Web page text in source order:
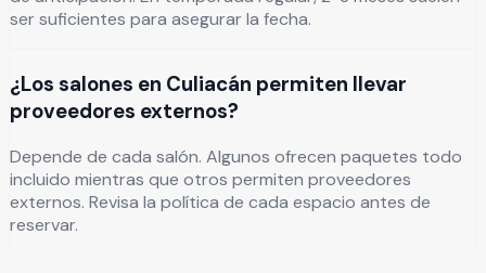
ser suficientes para asegurar la fecha.
¿Los salones en Culiacán permiten llevar
proveedores externos?
Depende de cada salón. Algunos ofrecen paquetes todo
incluido mientras que otros permiten proveedores
externos. Revisa la política de cada espacio antes de
reservar.